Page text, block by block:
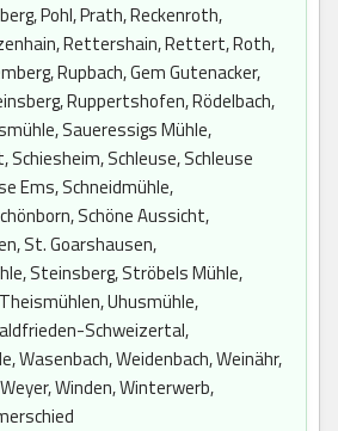
Pohl, Prath, Reckenroth,
Rettershain, Rettert, Roth,
Rupbach, Gem Gutenacker,
Ruppertshofen, Rödelbach,
Saueressigs Mühle,
Schiesheim, Schleuse, Schleuse
Ems, Schneidmühle,
Schöne Aussicht,
St. Goarshausen,
Steinsberg, Ströbels Mühle,
Uhusmühle,
Schweizertal,
Wasenbach, Weidenbach, Weinähr,
Winden, Winterwerb,